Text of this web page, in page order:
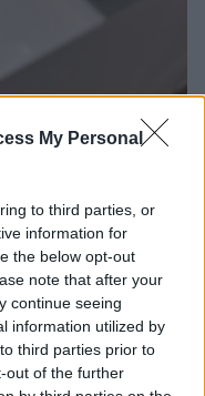
My Personal
to third parties, or
information for
the below opt-out
note that after your
continue seeing
information utilized by
third parties prior to
out of the further
så fina och goda att
omkring och leta i